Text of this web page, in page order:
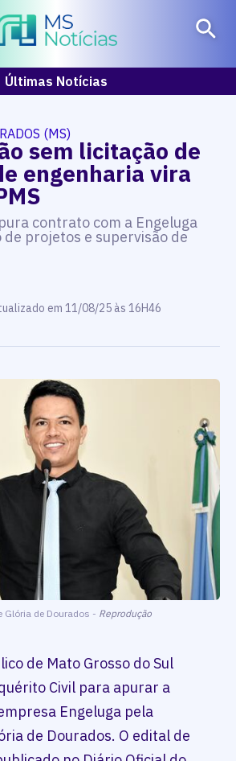
Últimas Notícias
(MS)
sem licitação de
engenharia vira
contrato com a Engeluga
projetos e supervisão de
em 11/08/25 às 16H46
Glória de Dourados - Reprodução
de Mato Grosso do Sul
Civil para apurar a
Engeluga pela
de Dourados. O edital de